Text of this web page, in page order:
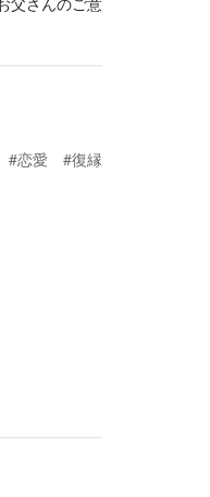
#恋愛
#復縁